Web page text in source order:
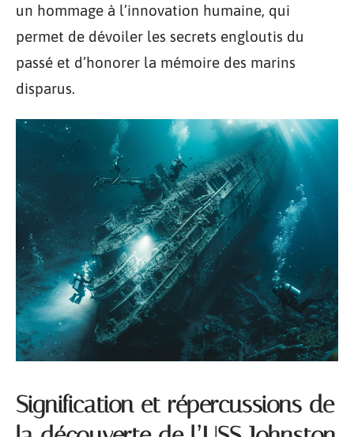
un hommage à l’innovation humaine, qui
permet de dévoiler les secrets engloutis du
passé et d’honorer la mémoire des marins
disparus.
Signification et répercussions de